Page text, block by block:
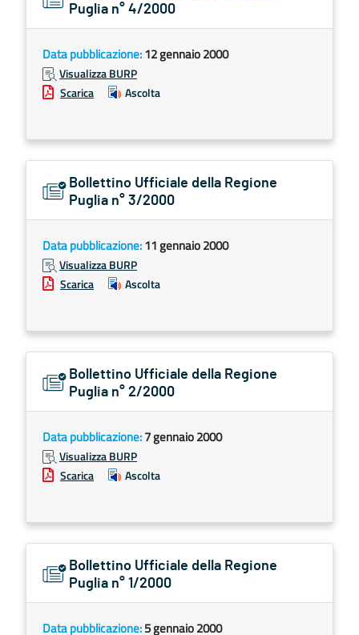
Puglia n° 4/2000
Data pubblicazione:12 gennaio 2000
Visualizza BURP
Scarica
Ascolta
Bollettino Ufficiale della Regione
Puglia n° 3/2000
Data pubblicazione:11 gennaio 2000
Visualizza BURP
Scarica
Ascolta
Bollettino Ufficiale della Regione
Puglia n° 2/2000
Data pubblicazione:7 gennaio 2000
Visualizza BURP
Scarica
Ascolta
Bollettino Ufficiale della Regione
Puglia n° 1/2000
Data pubblicazione:5 gennaio 2000